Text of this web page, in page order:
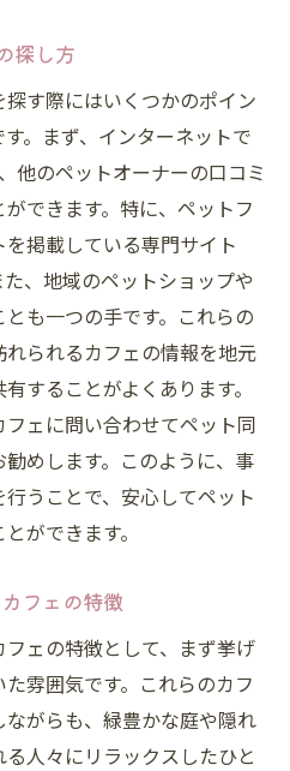
探し方
す際にはいくつかのポイン
。まず、インターネットで
他のペットオーナーの口コミ
できます。特に、ペットフ
掲載している専門サイト
、地域のペットショップや
も一つの手です。これらの
られるカフェの情報を地元
することがよくあります。
ェに問い合わせてペット同
めします。このように、事
うことで、安心してペット
ができます。
フェの特徴
ェの特徴として、まず挙げ
雰囲気です。これらのカフ
がらも、緑豊かな庭や隠れ
人々にリラックスしたひと